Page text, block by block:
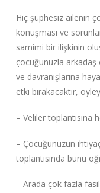
Hiç şüphesiz ailenin
konuşması ve
samimi bir ilişkinin
çocuğunuzla
ve davranışlarına
etki bırakacaktır,
– Veliler toplantısına
– Çocuğunuzun
toplantısında bunu
– Arada çok fazla